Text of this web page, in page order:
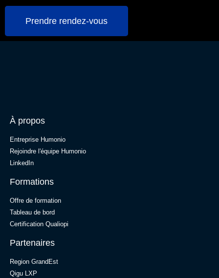
Prendre rendez-vous
À propos
Entreprise Humonio
Rejoindre l'équipe Humonio​
LinkedIn
Formations
Offre de formation
Tableau de bord
Certification Qualiopi
Partenaires
Region GrandEst
Qigu LXP